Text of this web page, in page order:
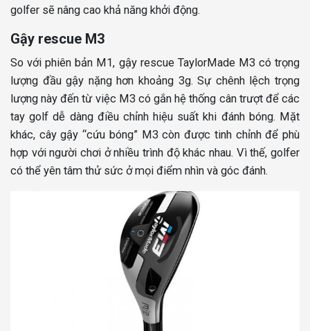
golfer sẽ nâng cao khả năng khởi động.
Gậy rescue M3
So với phiên bản M1, gậy rescue TaylorMade M3 có trọng
lượng đầu gậy nặng hơn khoảng 3g. Sự chênh lệch trọng
lượng này đến từ việc M3 có gắn hệ thống cân trượt để các
tay golf dễ dàng điều chỉnh hiệu suất khi đánh bóng. Mặt
khác, cây gậy “cứu bóng” M3 còn được tinh chỉnh để phù
hợp với người chơi ở nhiều trình độ khác nhau. Vì thế, golfer
có thể yên tâm thử sức ở mọi điểm nhìn và góc đánh.